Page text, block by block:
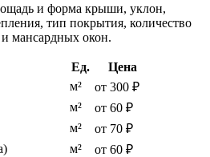
и форма крыши, уклон,
тип покрытия, количество
мансардных окон.
Ед.
Цена
м²
от 300 ₽
м²
от 60 ₽
м²
от 70 ₽
м²
от 60 ₽